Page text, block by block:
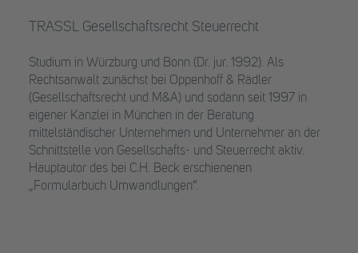
TRASSL Gesellschaftsrecht Steuerrecht
Studium in Würzburg und Bonn (Dr. jur. 1992). Als
Rechtsanwalt zunächst bei Oppenhoff & Rädler
(Gesellschaftsrecht und M&A) und sodann seit 1997 in
eigener Kanzlei in München in der Beratung
mittelständischer Unternehmen und Unternehmer an der
Schnittstelle von Gesellschafts- und Steuerrecht aktiv.
Hauptautor des bei C.H. Beck erschienenen
„Formularbuch Umwandlungen“.